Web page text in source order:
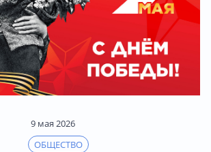
9 мая 2026
ОБЩЕСТВО